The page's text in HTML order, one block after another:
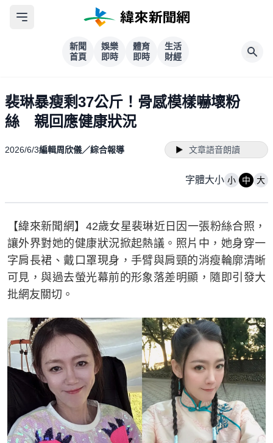
新聞
首頁
娛樂
即時
體育
即時
生活
財經
裴琳暴瘦剩37公斤！骨感模樣嚇壞粉
絲 親回應健康狀況
2026/6/3編輯周欣儀／綜合報導 文章語音朗讀
字體大小 小 中 大
【緯來新聞網】42歲女星裴琳近日因一張粉絲合照，
讓外界對她的健康狀況掀起熱議。照片中，她身穿一
字肩長裙、戴口罩現身，手臂與肩頸的消瘦輪廓清晰
可見，與過去螢光幕前的形象落差明顯，隨即引發大
批網友關切。